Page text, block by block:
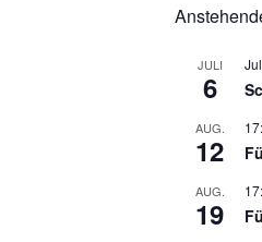
JULI
6
AUG.
12
AUG.
19